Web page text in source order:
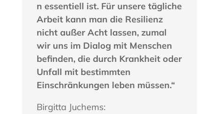
n essentiell ist. Für unsere tägliche
Arbeit kann man die Resilienz
nicht außer Acht lassen, zumal
wir uns im Dialog mit Menschen
befinden, die durch Krankheit oder
Unfall mit bestimmten
Einschränkungen leben müssen.“
Birgitta Juchems: